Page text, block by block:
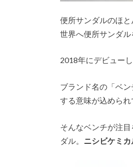
便所サンダルのほ
世界へ便所サンダ
2018年にデビュー
ブランド名の「ベ
する意味が込められ
そんなベンチが注
ダル。
ニシビケミカ